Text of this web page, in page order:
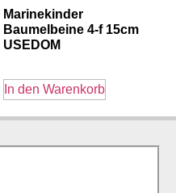
Marinekinder
Baumelbeine 4-f 15cm
USEDOM
In den Warenkorb